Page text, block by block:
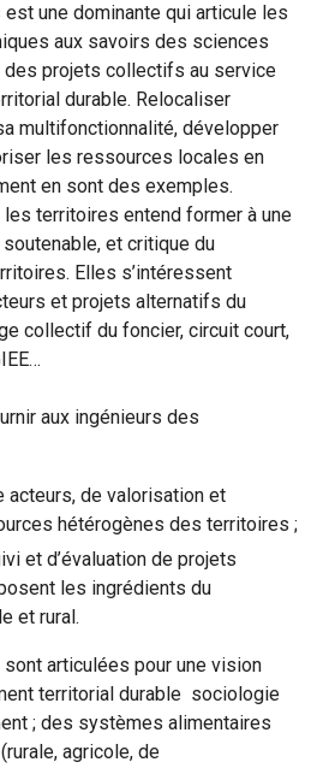
une dominante qui articule les
aux savoirs des sciences
des projets collectifs au service
durable. Relocaliser
multifonctionnalité, développer
les ressources locales en
en sont des exemples.
les territoires entend former à une
et critique du
Elles s’intéressent
et projets alternatifs du
collectif du foncier, circuit court,
aux ingénieurs des
acteurs, de valorisation et
hétérogènes des territoires ;
et d’évaluation de projets
les ingrédients du
et rural.
articulées pour une vision
territorial durable sociologie
; des systèmes alimentaires
agricole, de